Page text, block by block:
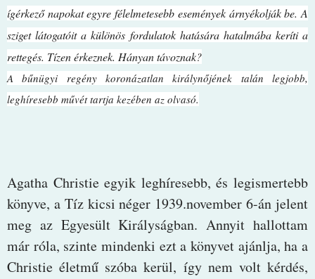
ígérkező napokat egyre félelmetesebb események árnyékolják be. A
sziget látogatóit a különös fordulatok hatására hatalmába keríti a
rettegés. Tízen érkeznek. Hányan távoznak?
A bűnügyi regény koronázatlan királynőjének talán legjobb,
leghíresebb művét tartja kezében az olvasó.
Agatha Christie egyik leghíresebb, és legismertebb
könyve, a Tíz kicsi néger 1939.november 6-án jelent
meg az Egyesült Királyságban. Annyit hallottam
már róla, szinte mindenki ezt a könyvet ajánlja, ha a
Christie életmű szóba kerül, így nem volt kérdés,